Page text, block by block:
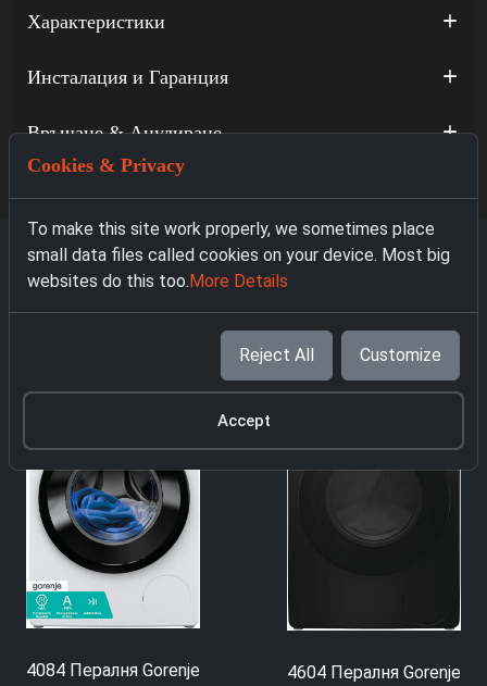
Характеристики
Инсталация и Гаранция
Връщане & Анулиране
ПОДОБНИ ПРОДУКТИ
4084 Пералня Gorenje
4604 Пералня Gorenje
Cookies & Privacy
To make this site work properly, we sometimes place
small data files called cookies on your device. Most big
websites do this too.More Details
Reject All Customize
Accept